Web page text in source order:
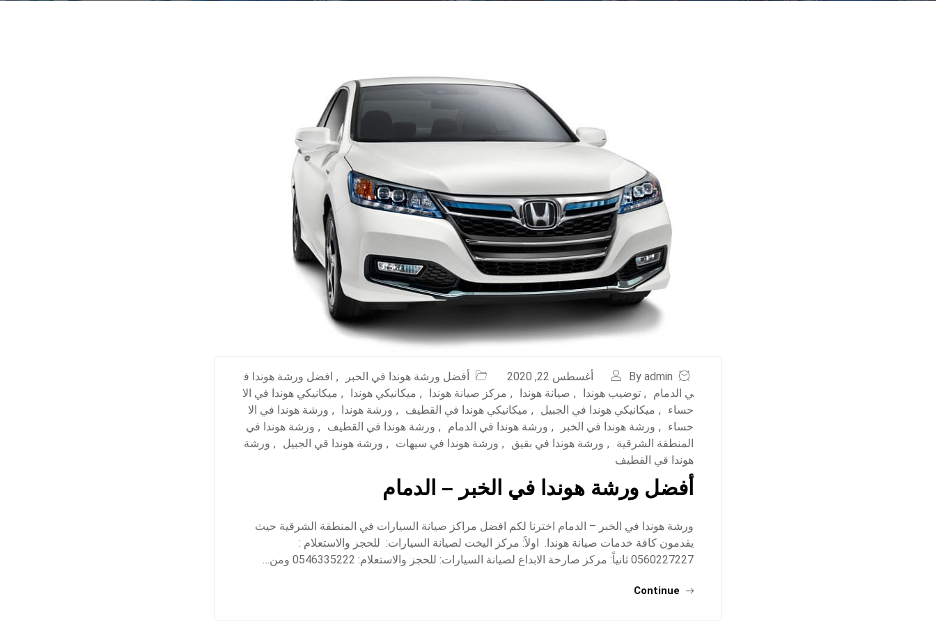
By admin أغسطس 22, 2020 أفضل ورشة هوندا في الحبر , افضل ورشة هوندا ف
ي الدمام
, توضيب هوندا , صيانة هوندا , مركز صيانة هوندا , ميكانيكي هوندا , ميكانيكي هوندا في الا
حساء
, ميكانيكي هوندا في الجبيل , ميكانيكي هوندا في القطيف , ورشة هوندا , ورشة هوندا في الا
حساء
, ورشة هوندا في الخبر , ورشة هوندا في الدمام , ورشة هوندا في القطيف , ورشة هوندا في
المنطقة الشرقية
, ورشة هوندا في بقيق , ورشة هوندا في سيهات , ورشة هوندا قي الجبيل , ورشة
هوندا قي القطيف
أفضل ورشة هوندا في الخبر – الدمام
ورشة هوندا في الخبر – الدمام اخترنا لكم افضل مراكز صيانة السيارات في المنطقة الشرقية حيث
يقدمون كافة خدمات صيانة هوندا. اولاً: مركز اليخت لصيانة السيارات: للحجز والاستعلام :
0560227227 ثانياً: مركز صارحة الابداع لصيانة السيارات: للحجز والاستعلام: 0546335222 ومن…
Continue